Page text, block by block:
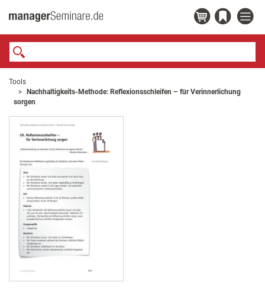
Tools
Nachhaltigkeits-Methode: Reflexionsschleifen – für Verinnerlichung
sorgen